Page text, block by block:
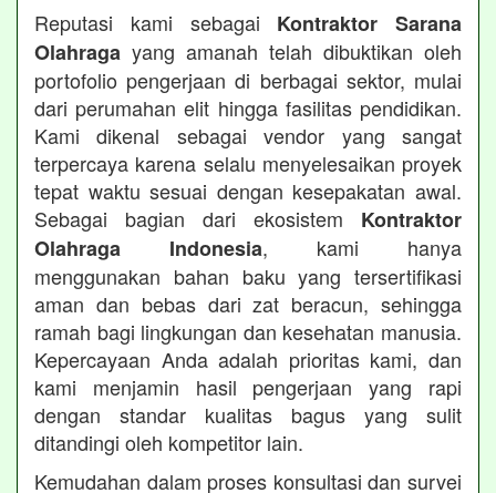
Reputasi kami sebagai Kontraktor Sarana
Olahraga yang amanah telah dibuktikan oleh
portofolio pengerjaan di berbagai sektor, mulai
dari perumahan elit hingga fasilitas pendidikan.
Kami dikenal sebagai vendor yang sangat
terpercaya karena selalu menyelesaikan proyek
tepat waktu sesuai dengan kesepakatan awal.
Sebagai bagian dari ekosistem Kontraktor
Olahraga Indonesia, kami hanya
menggunakan bahan baku yang tersertifikasi
aman dan bebas dari zat beracun, sehingga
ramah bagi lingkungan dan kesehatan manusia.
Kepercayaan Anda adalah prioritas kami, dan
kami menjamin hasil pengerjaan yang rapi
dengan standar kualitas bagus yang sulit
ditandingi oleh kompetitor lain.
Kemudahan dalam proses konsultasi dan survei